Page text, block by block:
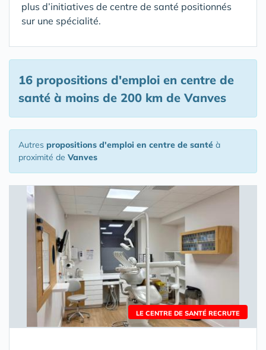
plus d’initiatives de centre de santé positionnés
sur une spécialité.
16 propositions d'emploi en centre de
santé à moins de 200 km de Vanves
Autres propositions d'emploi en centre de santé à
proximité de Vanves
LE CENTRE DE SANTÉ RECRUTE